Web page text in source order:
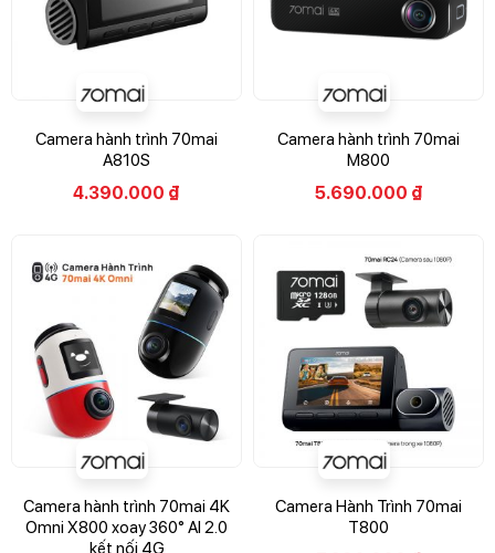
Camera hành trình 70mai
A810S
4.390.000 ₫
Camera hành trình 70mai
M800
5.690.000 ₫
Camera hành trình 70mai 4K
Omni X800 xoay 360° AI 2.0
kết nối 4G
Camera Hành Trình 70mai
T800